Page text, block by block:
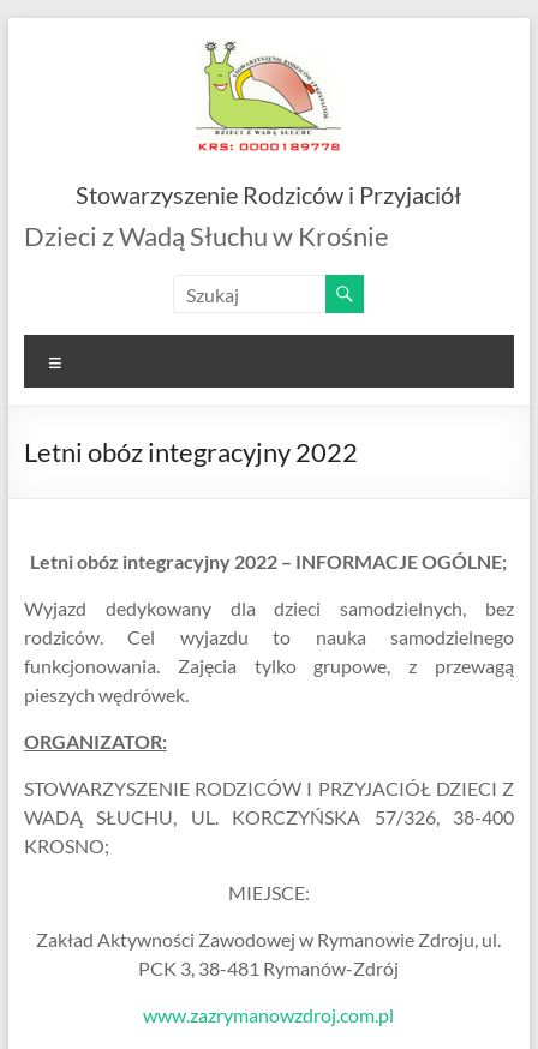
Stowarzyszenie Rodziców i Przyjaciół
Dzieci z Wadą Słuchu w Krośnie
Letni obóz integracyjny 2022
Letni obóz integracyjny 2022 – INFORMACJE OGÓLNE;
Wyjazd dedykowany dla dzieci samodzielnych, bez
rodziców. Cel wyjazdu to nauka samodzielnego
funkcjonowania. Zajęcia tylko grupowe, z przewagą
pieszych wędrówek.
ORGANIZATOR:
STOWARZYSZENIE RODZICÓW I PRZYJACIÓŁ DZIECI Z
WADĄ SŁUCHU, UL. KORCZYŃSKA 57/326, 38-400
KROSNO;
MIEJSCE:
Zakład Aktywności Zawodowej w Rymanowie Zdroju, ul.
PCK 3, 38-481 Rymanów-Zdrój
www.zazrymanowzdroj.com.pl